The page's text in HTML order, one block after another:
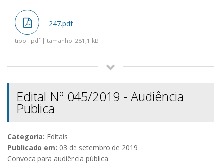
247.pdf
tipo: .pdf | tamanho: 281,1 kB
Edital Nº 045/2019 - Audiência
Publica
Categoria: Editais
Publicado em: 03 de setembro de 2019
Convoca para audiência pública